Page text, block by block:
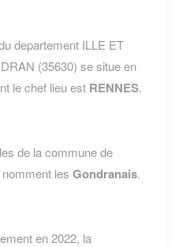
departement ILLE ET
(35630) se situe en
le chef lieu est RENNES.
de la commune de
les Gondranais.
en 2022, la